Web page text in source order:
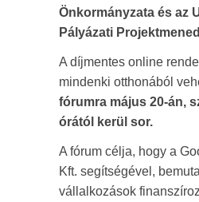
Önkormányzata és az
Pályázati
A díjmentes online
mindenki otthonából
fórumra május 20-án,
órától kerül sor.
A fórum célja, hogy a
Kft. segítségével,
vállalkozások